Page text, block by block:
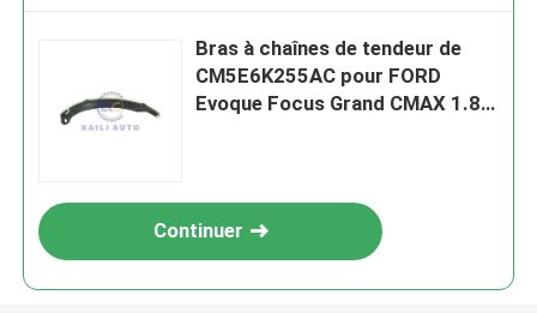
Bras à chaînes de tendeur de
CM5E6K255AC pour FORD
Evoque Focus Grand CMAX 1.8L
Continuer